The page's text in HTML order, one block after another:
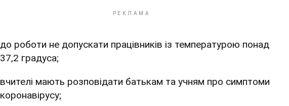
до роботи не допускати працівників із температурою понад
37,2 градуса;
вчителі мають розповідати батькам та учням про симптоми
коронавірусу;